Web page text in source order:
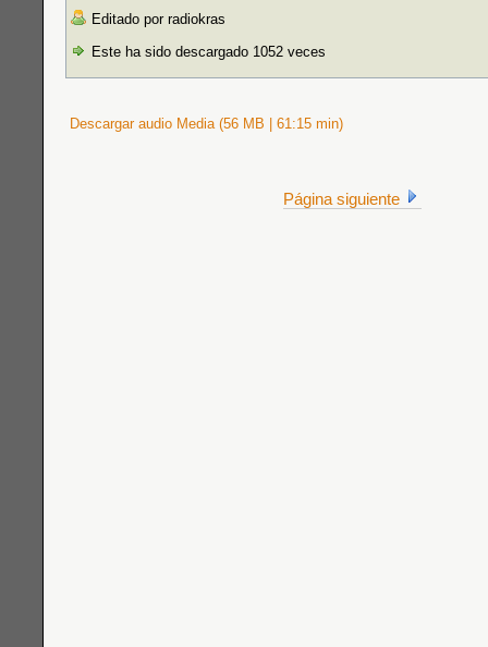
Editado por radiokras
Este ha sido descargado 1052 veces
Descargar audio Media (56 MB | 61:15 min)
Página siguiente